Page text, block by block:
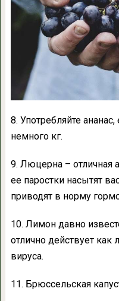
8. Употребляйте
немного кг.
9. Люцерна – отличная
ее паростки насытят
приводят в норму
10. Лимон давно
отлично действует как
вируса.
11. Брюссельская